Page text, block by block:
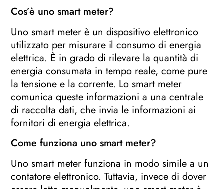
Cos’è uno smart meter?
Uno smart meter è un dispositivo elettronico
utilizzato per misurare il consumo di energia
elettrica. È in grado di rilevare la quantità di
energia consumata in tempo reale, come pure
la tensione e la corrente. Lo smart meter
comunica queste informazioni a una centrale
di raccolta dati, che invia le informazioni ai
fornitori di energia elettrica.
Come funziona uno smart meter?
Uno smart meter funziona in modo simile a un
contatore elettronico. Tuttavia, invece di dover